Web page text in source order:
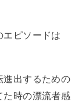
ピソードは
進出するための
た時の漂流者感